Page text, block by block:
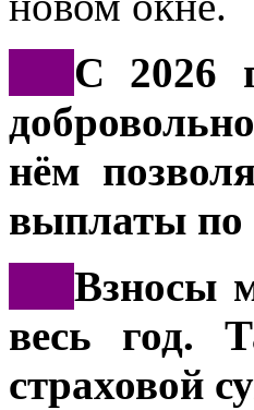
С 2026
нём
выплаты
Взносы
весь год.
страховой